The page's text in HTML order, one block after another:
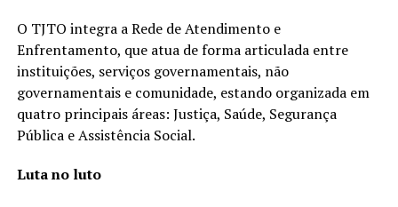
O TJTO integra a Rede de Atendimento e
Enfrentamento, que atua de forma articulada entre
instituições, serviços governamentais, não
governamentais e comunidade, estando organizada em
quatro principais áreas: Justiça, Saúde, Segurança
Pública e Assistência Social.
Luta no luto